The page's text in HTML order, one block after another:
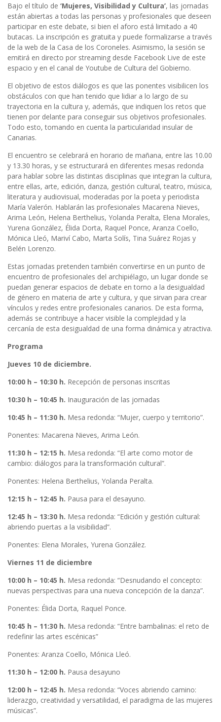
Bajo el título de ‘Mujeres, Visibilidad y Cultura’, las jornadas
están abiertas a todas las personas y profesionales que deseen
participar en este debate, si bien el aforo está limitado a 40
butacas. La inscripción es gratuita y puede formalizarse a través
de la web de la Casa de los Coroneles. Asimismo, la sesión se
emitirá en directo por streaming desde Facebook Live de este
espacio y en el canal de Youtube de Cultura del Gobierno.
El objetivo de estos diálogos es que las ponentes visibilicen los
obstáculos con que han tenido que lidiar a lo largo de su
trayectoria en la cultura y, además, que indiquen los retos que
tienen por delante para conseguir sus objetivos profesionales.
Todo esto, tomando en cuenta la particularidad insular de
Canarias.
El encuentro se celebrará en horario de mañana, entre las 10.00
y 13.30 horas, y se estructurará en diferentes mesas redonda
para hablar sobre las distintas disciplinas que integran la cultura,
entre ellas, arte, edición, danza, gestión cultural, teatro, música,
literatura y audiovisual, moderadas por la poeta y periodista
María Valerón. Hablarán las profesionales Macarena Nieves,
Arima León, Helena Berthelius, Yolanda Peralta, Elena Morales,
Yurena González, Élida Dorta, Raquel Ponce, Aranza Coello,
Mónica Lleó, Mariví Cabo, Marta Solís, Tina Suárez Rojas y
Belén Lorenzo.
Estas jornadas pretenden también convertirse en un punto de
encuentro de profesionales del archipiélago, un lugar donde se
puedan generar espacios de debate en torno a la desigualdad
de género en materia de arte y cultura, y que sirvan para crear
vínculos y redes entre profesionales canarios. De esta forma,
además se contribuye a hacer visible la complejidad y la
cercanía de esta desigualdad de una forma dinámica y atractiva.
Programa
Jueves 10 de diciembre.
10:00 h – 10:30 h. Recepción de personas inscritas
10:30 h – 10:45 h. Inauguración de las jornadas
10:45 h – 11:30 h. Mesa redonda: “Mujer, cuerpo y territorio”.
Ponentes: Macarena Nieves, Arima León.
11:30 h – 12:15 h. Mesa redonda: “El arte como motor de
cambio: diálogos para la transformación cultural”.
Ponentes: Helena Berthelius, Yolanda Peralta.
12:15 h – 12:45 h. Pausa para el desayuno.
12:45 h – 13:30 h. Mesa redonda: “Edición y gestión cultural:
abriendo puertas a la visibilidad”.
Ponentes: Elena Morales, Yurena González.
Viernes 11 de diciembre
10:00 h – 10:45 h. Mesa redonda: “Desnudando el concepto:
nuevas perspectivas para una nueva concepción de la danza”.
Ponentes: Élida Dorta, Raquel Ponce.
10:45 h – 11:30 h. Mesa redonda: “Entre bambalinas: el reto de
redefinir las artes escénicas”
Ponentes: Aranza Coello, Mónica Lleó.
11:30 h – 12:00 h. Pausa desayuno
12:00 h – 12:45 h. Mesa redonda: “Voces abriendo camino:
liderazgo, creatividad y versatilidad, el paradigma de las mujeres
músicas”.